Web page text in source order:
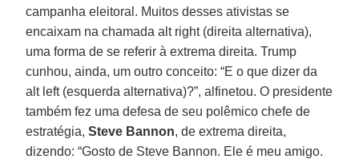
campanha eleitoral. Muitos desses ativistas se
encaixam na chamada alt right (direita alternativa),
uma forma de se referir à extrema direita. Trump
cunhou, ainda, um outro conceito: “E o que dizer da
alt left (esquerda alternativa)?”, alfinetou. O presidente
também fez uma defesa de seu polêmico chefe de
estratégia,Steve Bannon, de extrema direita,
dizendo: “Gosto de Steve Bannon. Ele é meu amigo.